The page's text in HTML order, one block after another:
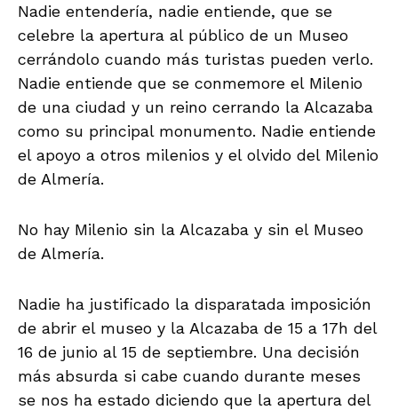
Nadie entendería, nadie entiende, que se
celebre la apertura al público de un Museo
cerrándolo cuando más turistas pueden verlo.
Nadie entiende que se conmemore el Milenio
de una ciudad y un reino cerrando la Alcazaba
como su principal monumento. Nadie entiende
el apoyo a otros milenios y el olvido del Milenio
de Almería.
No hay Milenio sin la Alcazaba y sin el Museo
de Almería.
Nadie ha justificado la disparatada imposición
de abrir el museo y la Alcazaba de 15 a 17h del
16 de junio al 15 de septiembre. Una decisión
más absurda si cabe cuando durante meses
se nos ha estado diciendo que la apertura del